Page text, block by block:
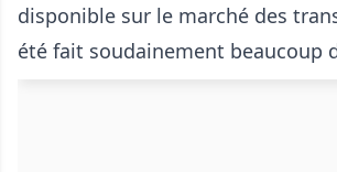
disponible sur le marché des
été fait soudainement beaucoup